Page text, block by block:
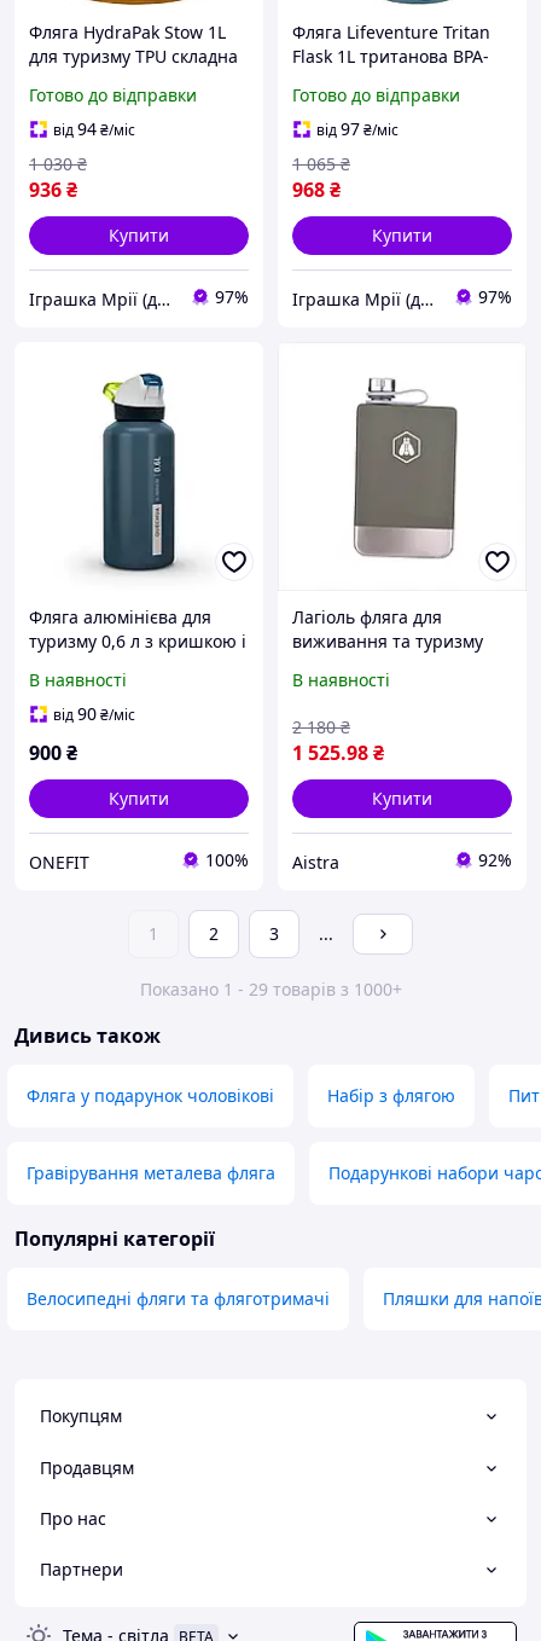
Фляга HydraPak Stow 1L
для туризму TPU складна
free 6770-TD
Готово до відправки
від94₴/міс
936₴
1 030 ₴
Купити
Іграшка Мрії (дитячі, авто, туризм) 97%
Фляга Lifeventure Tritan
Flask 1L тритановa BPA-
шкалою для туризму і
спорту 2270-TD
Готово до відправки
від97₴/міс
968₴
1 065 ₴
Купити
Іграшка Мрії (дитячі, авто, туризм) 97%
Фляга алюмінієва для
туризму 0,6 л з кришкою і
розміру
В наявності
від90₴/міс
900₴
Купити
ONEFIT 100%
Лагіоль фляга для
виживання та туризму
В наявності
1 525.98₴
2 180 ₴
Купити
Aistra 92%
1 2 3 ...
Показано 1 - 29 товарів з 1000+
Дивись також
Фляга у подарунок чоловікові Набір з флягою
Гравірування металева фляга Подарункові набори
Популярні категорії
Велосипедні фляги та фляготримачі Пляшки для
Покупцям
Продавцям
Про нас
Партнери
Тема - світла